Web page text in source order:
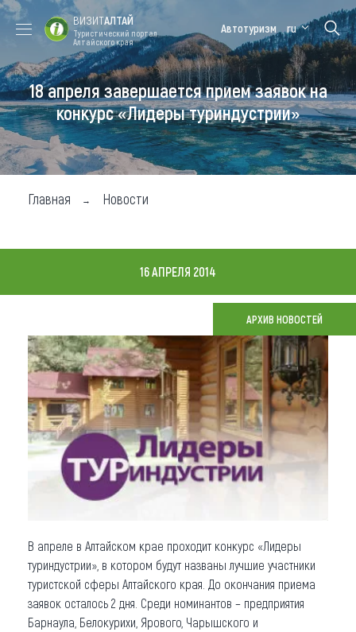
Форум VISIT
ALTAI
Цветение
маральника
Медицинский
форум
Алтайская
зимовка
Туры
Где побывать
Чем заняться
Где остановиться
Новости
Что привезти (сувениры)
О регионе
Коллекция впечатлений
Другие рубрики
ВИЗИТАЛТАЙ
Туристический портал
Алтайского края
Автотуризм ru
18 апреля завершается прием заявок на
конкурс «Лидеры туриндустрии»
Главная Новости
16 АПРЕЛЯ 2014
АРХИВ НОВОСТЕЙ
В апреле в Алтайском крае проходит конкурс «Лидеры
туриндустрии», в котором будут названы лучшие участники
туристской сферы Алтайского края. До окончания приема
заявок осталось 2 дня. Среди номинантов – предприятия
Барнаула, Белокурихи, Ярового, Чарышского и